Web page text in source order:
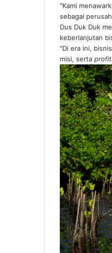
"Kami
sebagai
Dus Duk Duk
keberlanjutan
"Di era ini,
misi, serta